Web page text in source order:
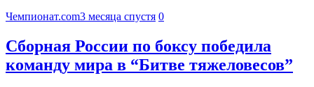
Чемпионат.com3 месяца спустя 0
Сборная России по боксу победила
команду мира в “Битве тяжеловесов”